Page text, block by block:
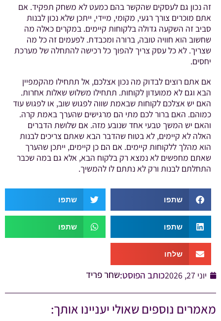
זה נכון גם לעסקים שהקשר בהם כמעט לא משחק תפקיד. אם
אתם מוכרים צורך רגעי, מקומי, מיידי, ייתכן שלא נכון לבנות
סביב זה השקעה גדולה בלקוחות קיימים. במקרים כאלה מה
שחשוב הוא חוויה טובה, ברורה ומכבדת. לפעמים זה כל מה
שצריך. לא כל עסק צריך להפוך כל רכישה להתחלה של מערכת
יחסים.
אם אתם רוצים לבדוק מה נכון אצלכם, אל תתחילו מהקמפיין
הבא וגם לא ממועדון לקוחות. תתחילו משלוש שאלות אחרות.
האם יש אצלכם לקוחות שבאמת שווה לפגוש שוב, או לפגוש עוד
כמוהם. האם ברור לכם מתי הם מרגישים שהערך באמת קרה.
והאם יש המשך טבעי אחד שנובע מזה. אם שלושת הדברים
האלה לא קיימים, לא בטוח שהדבר הבא שאתם צריכים לבנות
הוא מהלך ללקוחות קיימים. אם הם כן קיימים, ייתכן שהערך
שאתם מחפשים לא נמצא רק בלקוח הבא, אלא גם במה שכבר
התחלתם לבנות ורק לא נתתם לו להמשיך.
שתפו שתפו
שתפו שתפו
שלחו
יוני 27, 2026 כותב הפוסט:שחר פריד
מאמרים נוספים שאולי יעניינו אותך: